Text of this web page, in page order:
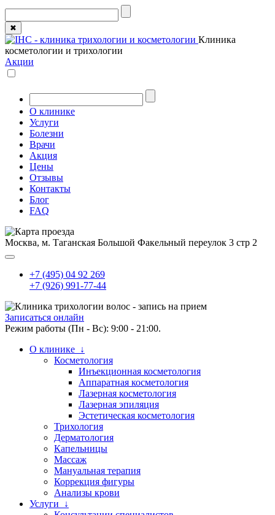
✖
Клиника
косметологии и трихологии
Акции
О клинике
Услуги
Болезни
Врачи
Акция
Цены
Отзывы
Контакты
Блог
FAQ
Москва, м. Таганская Большой Факельный переулок 3 стр 2
+7 (495) 04 92 269
+7 (926) 991-77-44
Записаться онлайн
Режим работы (Пн - Вс): 9:00 - 21:00.
О клинике ↓
Косметология
Инъекционная косметология
Аппаратная косметология
Лазерная косметология
Лазерная эпиляция
Эстетическая косметология
Трихология
Дерматология
Капельницы
Массаж
Мануальная терапия
Коррекция фигуры
Анализы крови
Услуги ↓